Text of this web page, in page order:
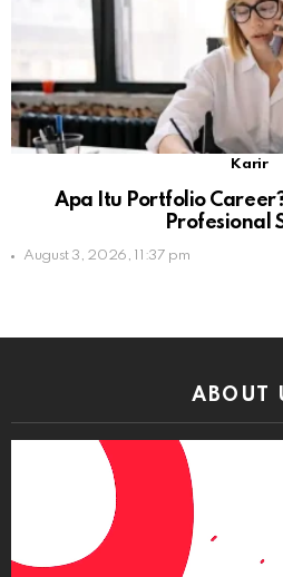
Karir
Apa Itu Portfolio
Profesional
August 3, 2026, 11:37 pm
ABOUT